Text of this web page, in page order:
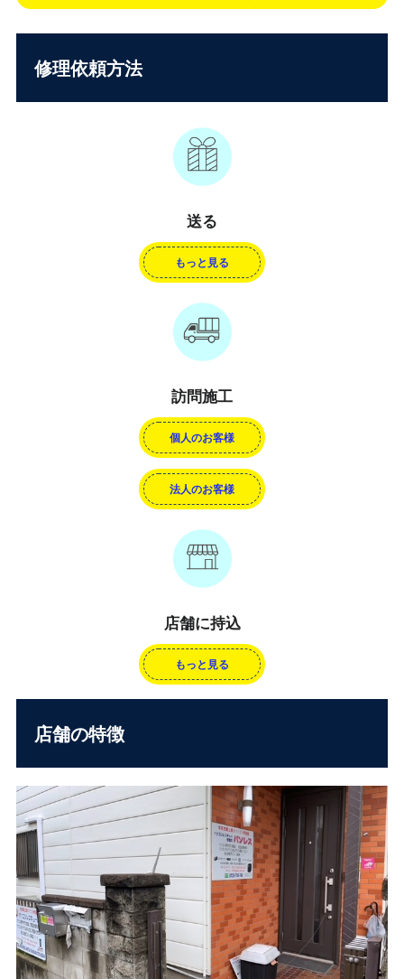
修理依頼方法
送る
もっと見る
訪問施工
個人のお客様
法人のお客様
店舗に持込
もっと見る
店舗の特徴